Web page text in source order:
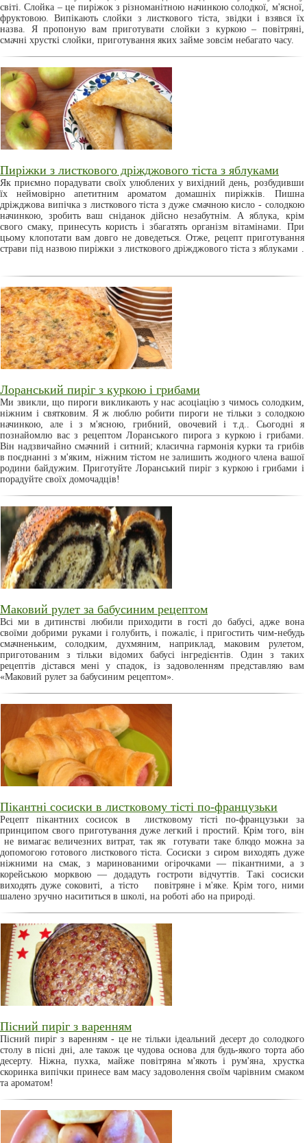
світі. Слойка – це пиріжок з різноманітною начинкою солодкої, м'ясної,
фруктовою. Випікають слойки з листкового тіста, звідки і взявся їх
назва. Я пропоную вам приготувати слойки з куркою – повітряні,
смачні хрусткі слойки, приготування яких займе зовсім небагато часу.
Пиріжки з листкового дріжджового тіста з яблуками
Як приємно порадувати своїх улюблених у вихідний день, розбудивши
їх неймовірно апетитним ароматом домашніх пиріжків. Пишна
дріжджова випічка з листкового тіста з дуже смачною кисло - солодкою
начинкою, зробить ваш сніданок дійсно незабутнім. А яблука, крім
свого смаку, принесуть користь і збагатять організм вітамінами. При
цьому клопотати вам довго не доведеться. Отже, рецепт приготування
страви під назвою пиріжки з листкового дріжджового тіста з яблуками .
Лоранський пиріг з куркою і грибами
Ми звикли, що пироги викликають у нас асоціацію з чимось солодким,
ніжним і святковим. Я ж люблю робити пироги не тільки з солодкою
начинкою, але і з м'ясною, грибний, овочевий і т.д.. Сьогодні я
познайомлю вас з рецептом Лоранського пирога з куркою і грибами.
Він надзвичайно смачний і ситний; класична гармонія курки та грибів
в поєднанні з м'яким, ніжним тістом не залишить жодного члена вашої
родини байдужим. Приготуйте Лоранський пиріг з куркою і грибами і
порадуйте своїх домочадців!
Маковий рулет за бабусиним рецептом
Всі ми в дитинстві любили приходити в гості до бабусі, адже вона
своїми добрими руками і голубить, і пожаліє, і пригостить чим-небудь
смачненьким, солодким, духмяним, наприклад, маковим рулетом,
приготованим з тільки відомих бабусі інгредієнтів. Один з таких
рецептів дістався мені у спадок, із задоволенням представляю вам
«Маковий рулет за бабусиним рецептом».
Пікантні сосиски в листковому тісті по-французьки
Рецепт пікантних сосисок в листковому тісті по-французьки за
принципом свого приготування дуже легкий і простий. Крім того, він
не вимагає величезних витрат, так як готувати таке блюдо можна за
допомогою готового листкового тіста. Сосиски з сиром виходять дуже
ніжними на смак, з маринованими огірочками — пікантними, а з
корейською морквою — додадуть гостроти відчуттів. Такі сосиски
виходять дуже соковиті, а тісто повітряне і м'яке. Крім того, ними
шалено зручно насититься в школі, на роботі або на природі.
Пісний пиріг з варенням
Пісний пиріг з варенням - це не тільки ідеальний десерт до солодкого
столу в пісні дні, але також це чудова основа для будь-якого торта або
десерту. Ніжна, пухка, майже повітряна м'якоть і рум'яна, хрустка
скоринка випічки принесе вам масу задоволення своїм чарівним смаком
та ароматом!